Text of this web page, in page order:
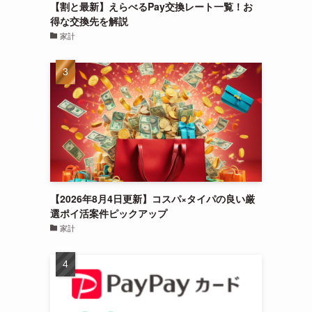
【割と最新】えらべるPay交換レート一覧！お
得な交換先を解説
家計
【2026年8月4日更新】コスパ×タイパの良い厳
選ポイ活案件ピックアップ
家計